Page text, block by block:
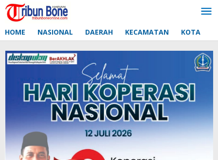
Lewati
ke
HOME NASIONAL DAERAH KECAMATAN KOTA